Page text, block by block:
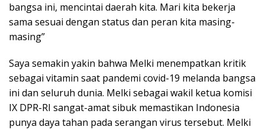
bangsa ini, mencintai daerah kita. Mari kita bekerja
sama sesuai dengan status dan peran kita masing-
masing”
Saya semakin yakin bahwa Melki menempatkan kritik
sebagai vitamin saat pandemi covid-19 melanda bangsa
ini dan seluruh dunia. Melki sebagai wakil ketua komisi
IX DPR-RI sangat-amat sibuk memastikan Indonesia
punya daya tahan pada serangan virus tersebut. Melki